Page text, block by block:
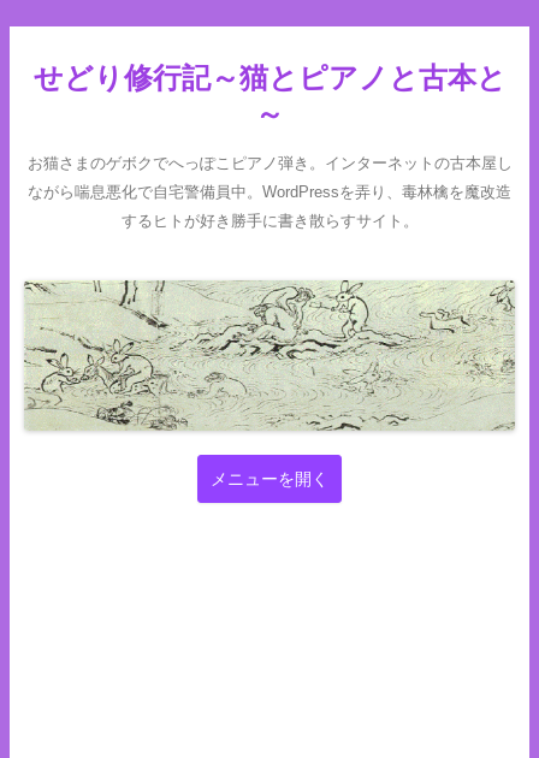
せどり修行記～猫とピアノと古本と
～
お猫さまのゲボクでへっぽこピアノ弾き。インターネットの古本屋し
ながら喘息悪化で自宅警備員中。WordPressを弄り、毒林檎を魔改造
するヒトが好き勝手に書き散らすサイト。